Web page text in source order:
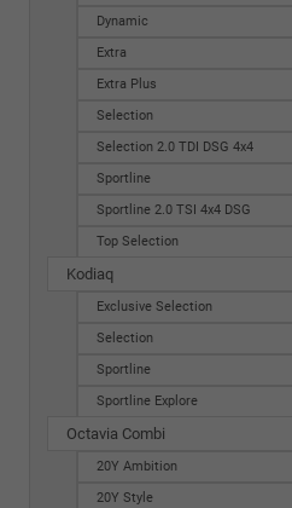
Dynamic
Extra
Extra Plus
Selection
Selection 2.0 TDI DSG 4x4
Sportline
Sportline 2.0 TSI 4x4 DSG
Top Selection
Kodiaq
Exclusive Selection
Selection
Sportline
Sportline Explore
Octavia Combi
20Y Ambition
20Y Style